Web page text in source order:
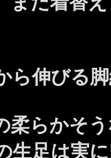
ら伸びる
らかそ
生足は実